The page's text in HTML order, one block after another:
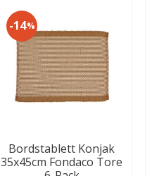
Bordstablett Konjak
35x45cm Fondaco Tore
14%